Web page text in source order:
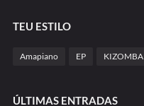
TEU ESTILO
Amapiano EP KIZOMBA
ÚLTIMAS ENTRADAS